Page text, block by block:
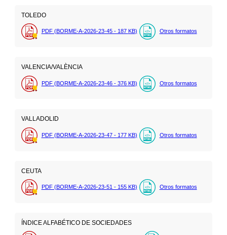
TOLEDO
PDF (BORME-A-2026-23-45 - 187 KB) Otros formatos
VALENCIA/VALÈNCIA
PDF (BORME-A-2026-23-46 - 376 KB) Otros formatos
VALLADOLID
PDF (BORME-A-2026-23-47 - 177 KB) Otros formatos
CEUTA
PDF (BORME-A-2026-23-51 - 155 KB) Otros formatos
ÍNDICE ALFABÉTICO DE SOCIEDADES